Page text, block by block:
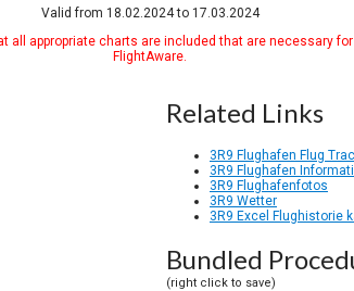
Valid from 18.02.2024 to 17.03.2024
appropriate charts are included that are necessary
FlightAware.
Related Links
3R9 Flughafen Flug
3R9 Flughafen
3R9 Flughafenfotos
3R9 Wetter
3R9 Excel Flughistorie
Bundled
(right click to save)